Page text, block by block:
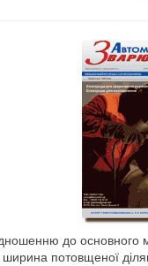
до основного
ширина потовщеної